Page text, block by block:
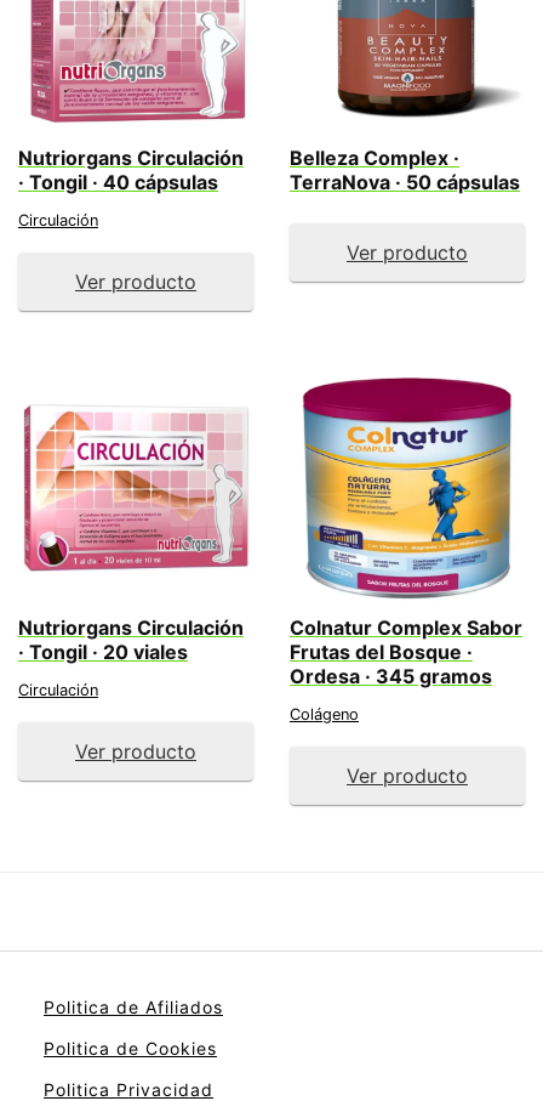
Nutriorgans Circulación
· Tongil · 40 cápsulas
Circulación
Ver producto
Belleza Complex ·
TerraNova · 50 cápsulas
Ver producto
Nutriorgans Circulación
· Tongil · 20 viales
Circulación
Ver producto
Colnatur Complex Sabor
Frutas del Bosque ·
Ordesa · 345 gramos
Colágeno
Ver producto
Politica de Afiliados
Politica de Cookies
Politica Privacidad